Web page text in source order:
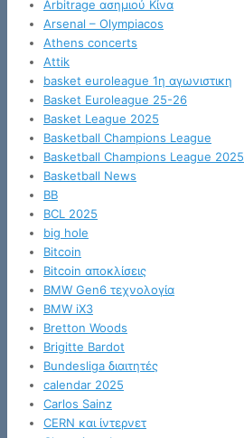
Arbitrage ασημιού Κίνα
Arsenal – Olympiacos
Athens concerts
Attik
basket euroleague 1η αγωνιστικη
Basket Euroleague 25-26
Basket League 2025
Basketball Champions League
Basketball Champions League 2025
Basketball News
BB
BCL 2025
big hole
Bitcoin
Bitcoin αποκλίσεις
BMW Gen6 τεχνολογία
BMW iX3
Bretton Woods
Brigitte Bardot
Bundesliga διαιτητές
calendar 2025
Carlos Sainz
CERN και ίντερνετ